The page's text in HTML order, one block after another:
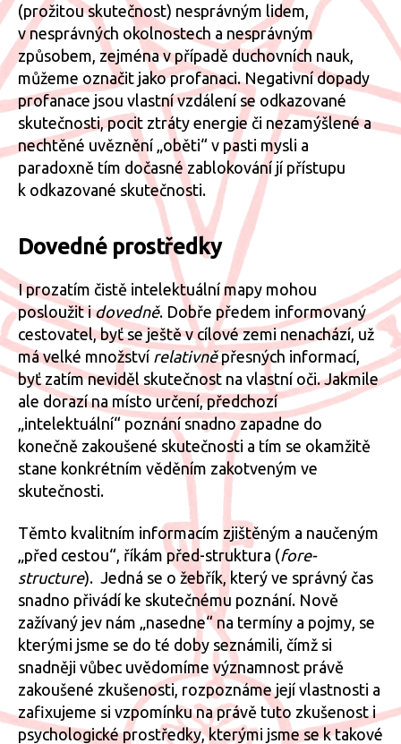
(prožitou skutečnost) nesprávným lidem,
v nesprávných okolnostech a nesprávným
způsobem, zejména v případě duchovních nauk,
můžeme označit jako profanaci. Negativní dopady
profanace jsou vlastní vzdálení se odkazované
skutečnosti, pocit ztráty energie či nezamýšlené a
nechtěné uvěznění „oběti“ v pasti mysli a
paradoxně tím dočasné zablokování jí přístupu
k odkazované skutečnosti.
Dovedné prostředky
I prozatím čistě intelektuální mapy mohou
posloužit idovedně. Dobře předem informovaný
cestovatel, byť se ještě v cílové zemi nenachází, už
má velké množství relativněpřesných informací,
byť zatím neviděl skutečnost na vlastní oči. Jakmile
ale dorazí na místo určení, předchozí
„intelektuální“ poznání snadno zapadne do
konečně zakoušené skutečnosti a tím se okamžitě
stane konkrétním věděním zakotveným ve
skutečnosti.
Těmto kvalitním informacím zjištěným a naučeným
„před cestou“, říkám před-struktura (fore-
structure). Jedná se o žebřík, který ve správný čas
snadno přivádí ke skutečnému poznání. Nově
zažívaný jev nám „nasedne“ na termíny a pojmy, se
kterými jsme se do té doby seznámili, čímž si
snadněji vůbec uvědomíme významnost právě
zakoušené zkušenosti, rozpoznáme její vlastnosti a
zafixujeme si vzpomínku na právě tuto zkušenost i
psychologické prostředky, kterými jsme se k takové